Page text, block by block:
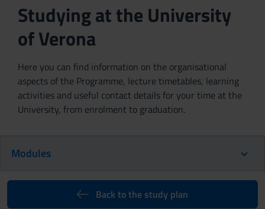
Studying at the University
of Verona
Here you can find information on the organisational
aspects of the Programme, lecture timetables, learning
activities and useful contact details for your time at the
University, from enrolment to graduation.
Modules
Back to the study plan